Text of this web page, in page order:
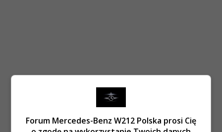
Forum Mercedes-Benz W212 Polska prosi Cię